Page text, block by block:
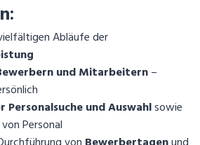
Abläufe der
und Mitarbeitern–
und Auswahlsowie
Personal